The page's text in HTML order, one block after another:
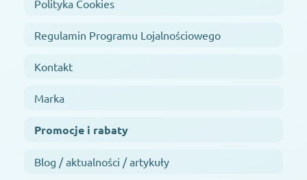
Polityka Cookies
Regulamin Programu Lojalnościowego
Kontakt
Marka
Promocje i rabaty
Blog / aktualności / artykuły